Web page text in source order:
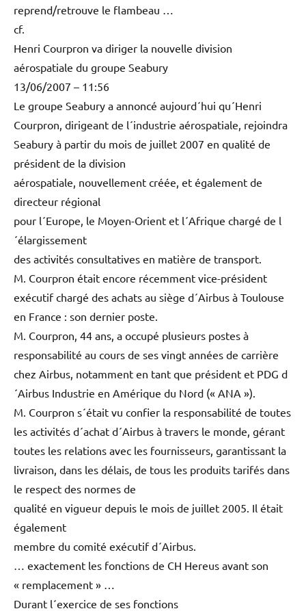
reprend/retrouve le flambeau …
cf.
Henri Courpron va diriger la nouvelle division
aérospatiale du groupe Seabury
13/06/2007 – 11:56
Le groupe Seabury a annoncé aujourd´hui qu´Henri
Courpron, dirigeant de l´industrie aérospatiale, rejoindra
Seabury à partir du mois de juillet 2007 en qualité de
président de la division
aérospatiale, nouvellement créée, et également de
directeur régional
pour l´Europe, le Moyen-Orient et l´Afrique chargé de l
´élargissement
des activités consultatives en matière de transport.
M. Courpron était encore récemment vice-président
exécutif chargé des achats au siège d´Airbus à Toulouse
en France : son dernier poste.
M. Courpron, 44 ans, a occupé plusieurs postes à
responsabilité au cours de ses vingt années de carrière
chez Airbus, notamment en tant que président et PDG d
´Airbus Industrie en Amérique du Nord (« ANA »).
M. Courpron s´était vu confier la responsabilité de toutes
les activités d´achat d´Airbus à travers le monde, gérant
toutes les relations avec les fournisseurs, garantissant la
livraison, dans les délais, de tous les produits tarifés dans
le respect des normes de
qualité en vigueur depuis le mois de juillet 2005. Il était
également
membre du comité exécutif d´Airbus.
… exactement les fonctions de CH Hereus avant son
« remplacement » …
Durant l´exercice de ses fonctions